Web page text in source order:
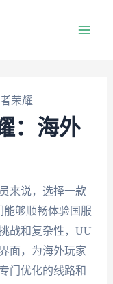
荣耀
：海外
来说，选择一款
够顺畅体验国服
战和复杂性，UU
面，为海外玩家
门优化的线路和